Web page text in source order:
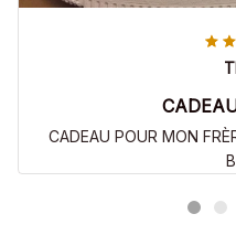
CADEAU POUR MON